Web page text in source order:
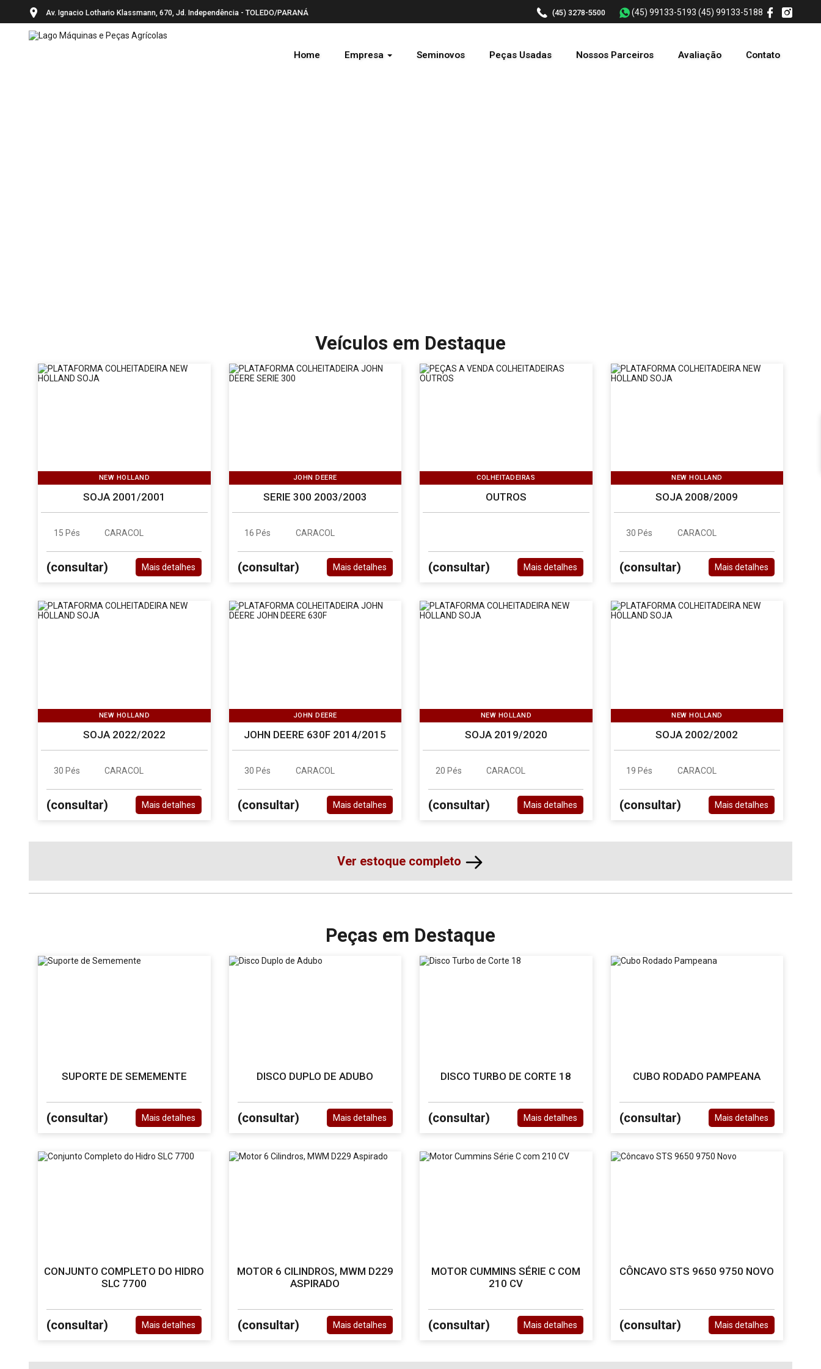
Av. Ignacio Lothario Klassmann, 670, Jd. Independência - TOLEDO/PARANÁ (45) 3278-5500 (45) 99133-5193 (45) 99133-5188
Home Empresa Seminovos Peças Usadas Nossos Parceiros Avaliação Contato
Veículos em Destaque
NEW HOLLAND
SOJA 2001/2001
15 Pés CARACOL
(consultar) Mais detalhes
JOHN DEERE
SERIE 300 2003/2003
16 Pés CARACOL
(consultar) Mais detalhes
COLHEITADEIRAS
OUTROS
(consultar) Mais detalhes
NEW HOLLAND
SOJA 2008/2009
30 Pés CARACOL
(consultar) Mais detalhes
NEW HOLLAND
SOJA 2022/2022
30 Pés CARACOL
(consultar) Mais detalhes
JOHN DEERE
JOHN DEERE 630F 2014/2015
30 Pés CARACOL
(consultar) Mais detalhes
NEW HOLLAND
SOJA 2019/2020
20 Pés CARACOL
(consultar) Mais detalhes
NEW HOLLAND
SOJA 2002/2002
19 Pés CARACOL
(consultar) Mais detalhes
Ver estoque completo
Peças em Destaque
SUPORTE DE SEMEMENTE
(consultar) Mais detalhes
DISCO DUPLO DE ADUBO
(consultar) Mais detalhes
DISCO TURBO DE CORTE 18
(consultar) Mais detalhes
CUBO RODADO PAMPEANA
(consultar) Mais detalhes
CONJUNTO COMPLETO DO HIDRO
SLC 7700
(consultar) Mais detalhes
MOTOR 6 CILINDROS, MWM D229
ASPIRADO
(consultar) Mais detalhes
MOTOR CUMMINS SÉRIE C COM
210 CV
(consultar) Mais detalhes
CÔNCAVO STS 9650 9750 NOVO
(consultar) Mais detalhes